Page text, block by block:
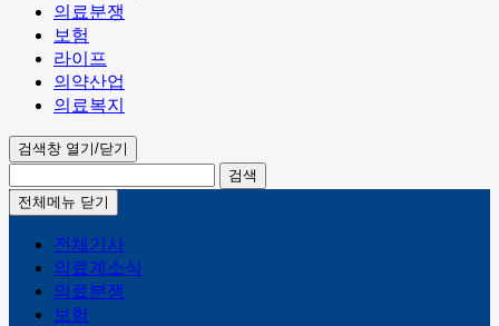
의료분쟁
보험
라이프
의약산업
의료복지
검색창 열기/닫기
검색
전체메뉴 닫기
전체기사
의료계소식
의료분쟁
보험